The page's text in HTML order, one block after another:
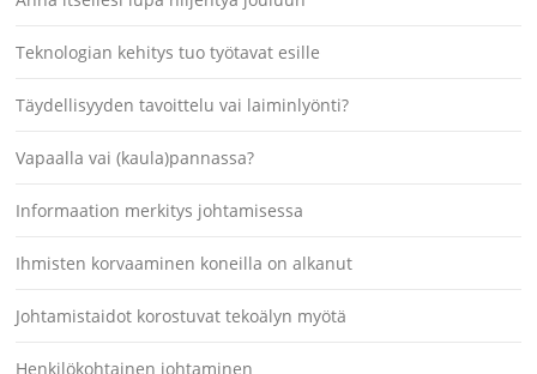
Teknologian kehitys tuo työtavat esille
Täydellisyyden tavoittelu vai laiminlyönti?
Vapaalla vai (kaula)pannassa?
Informaation merkitys johtamisessa
Ihmisten korvaaminen koneilla on alkanut
Johtamistaidot korostuvat tekoälyn myötä
Henkilökohtainen johtaminen